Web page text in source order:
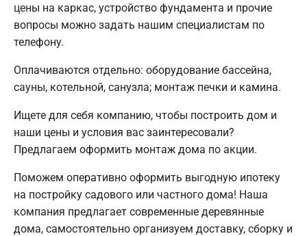
цены на каркас, устройство фундамента и прочие
вопросы можно задать нашим специалистам по
телефону.
Оплачиваются отдельно: оборудование бассейна,
сауны, котельной, санузла; монтаж печки и камина.
Ищете для себя компанию, чтобы построить дом и
наши цены и условия вас заинтересовали?
Предлагаем оформить монтаж дома по акции.
Поможем оперативно оформить выгодную ипотеку
на постройку садового или частного дома! Наша
компания предлагает современные деревянные
дома, самостоятельно организуем доставку, сборку и